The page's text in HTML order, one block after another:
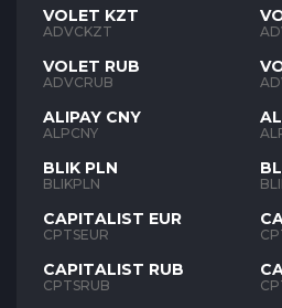
VOLET KZT
ADVCKZT
VOLET RUB
ADVCRUB
ALIPAY CNY
ALPCNY
BLIK PLN
BLIKPLN
CAPITALIST EUR
CPTSEUR
CAPITALIST RUB
CPTSRUB